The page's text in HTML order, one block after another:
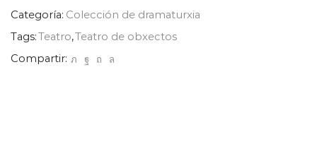
Categoría: Colección de dramaturxia
Tags:Teatro,Teatro de obxectos
Compartir: